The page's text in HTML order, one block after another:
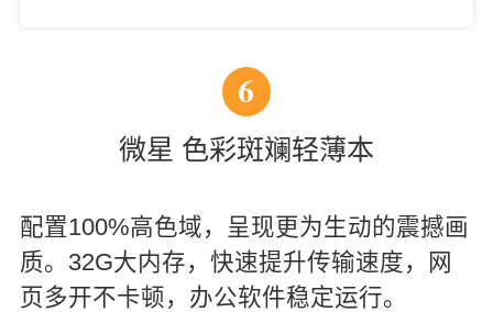
6
微星 色彩斑斓轻薄本
配置100%高色域，呈现更为生动的震撼画
质。32G大内存，快速提升传输速度，网
页多开不卡顿，办公软件稳定运行。